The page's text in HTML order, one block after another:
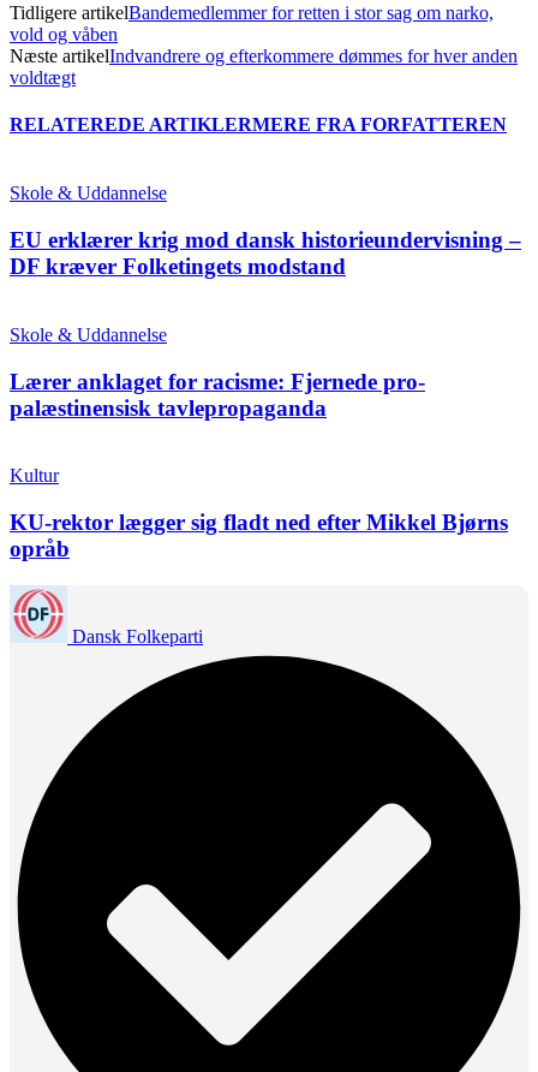
Tidligere artikelBandemedlemmer for retten i stor sag om narko,
vold og våben
Næste artikelIndvandrere og efterkommere dømmes for hver anden
voldtægt
RELATEREDE ARTIKLERMERE FRA FORFATTEREN
Skole & Uddannelse
EU erklærer krig mod dansk historieundervisning –
DF kræver Folketingets modstand
Skole & Uddannelse
Lærer anklaget for racisme: Fjernede pro-
palæstinensisk tavlepropaganda
Kultur
KU-rektor lægger sig fladt ned efter Mikkel Bjørns
opråb
Dansk Folkeparti